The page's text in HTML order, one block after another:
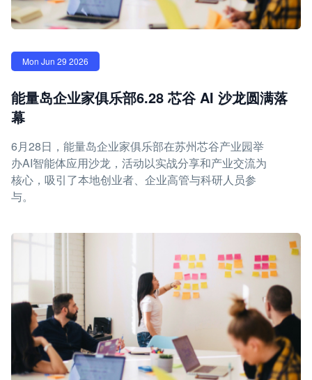
Mon Jun 29 2026
能量岛企业家俱乐部6.28 芯谷 AI 沙龙圆满落
幕
6月28日，能量岛企业家俱乐部在苏州芯谷产业园举
办AI智能体应用沙龙，活动以实战分享和产业交流为
核心，吸引了本地创业者、企业高管与科研人员参
与。